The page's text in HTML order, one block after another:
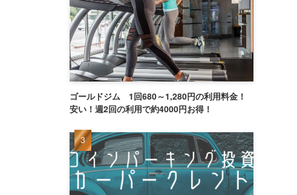
ゴールドジム 1回680～1,280円の利用料金！
安い！週2回の利用で約4000円お得！